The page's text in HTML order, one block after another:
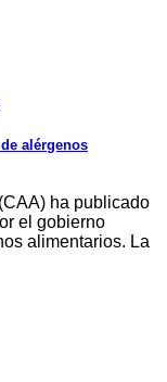
alérgenos
ha publicado
el gobierno
alimentarios. La